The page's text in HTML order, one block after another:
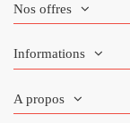
Nos offres
Informations
A propos